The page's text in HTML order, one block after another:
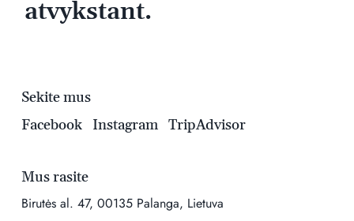
atvykstant.
Mus rasite
Birutės al. 47, 00135 Palanga, Lietuva
Sekite mus
Facebook
Instagram TripAdvisor